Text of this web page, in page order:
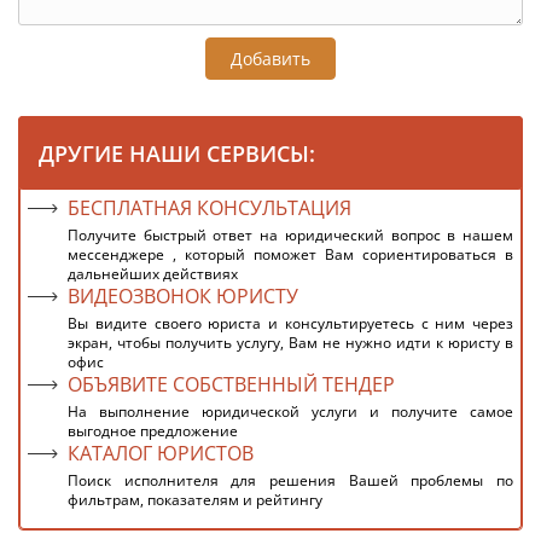
Добавить
ДРУГИЕ НАШИ СЕРВИСЫ:
БЕСПЛАТНАЯ КОНСУЛЬТАЦИЯ
Получите быстрый ответ на юридический вопрос в нашем
мессенджере , который поможет Вам сориентироваться в
дальнейших действиях
ВИДЕОЗВОНОК ЮРИСТУ
Вы видите своего юриста и консультируетесь с ним через
экран, чтобы получить услугу, Вам не нужно идти к юристу в
офис
ОБЪЯВИТЕ СОБСТВЕННЫЙ ТЕНДЕР
На выполнение юридической услуги и получите самое
выгодное предложение
КАТАЛОГ ЮРИСТОВ
Поиск исполнителя для решения Вашей проблемы по
фильтрам, показателям и рейтингу